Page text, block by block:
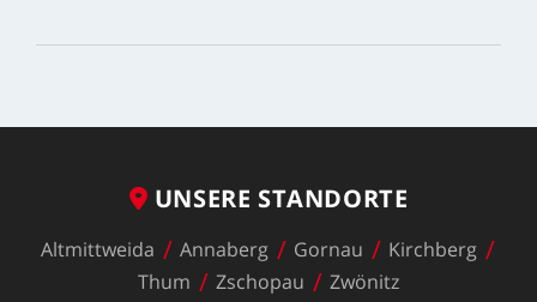
UNSERE STANDORTE
Altmittweida Annaberg Gornau
Kirchberg
Thum
Zschopau Zwönitz